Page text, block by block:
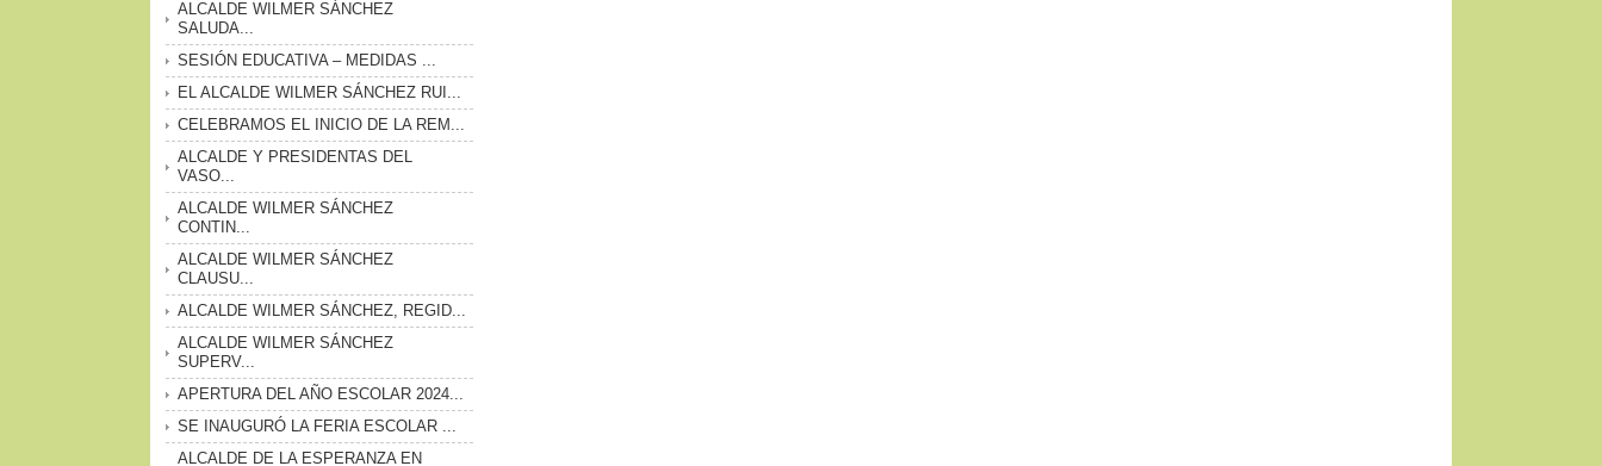
ALCALDE WILMER SÁNCHEZ
SALUDA...
SESIÓN EDUCATIVA – MEDIDAS ...
EL ALCALDE WILMER SÁNCHEZ RUI...
CELEBRAMOS EL INICIO DE LA REM...
ALCALDE Y PRESIDENTAS DEL
VASO...
ALCALDE WILMER SÁNCHEZ
CONTIN...
ALCALDE WILMER SÁNCHEZ
CLAUSU...
ALCALDE WILMER SÁNCHEZ, REGID...
ALCALDE WILMER SÁNCHEZ
SUPERV...
APERTURA DEL AÑO ESCOLAR 2024...
SE INAUGURÓ LA FERIA ESCOLAR ...
ALCALDE DE LA ESPERANZA EN